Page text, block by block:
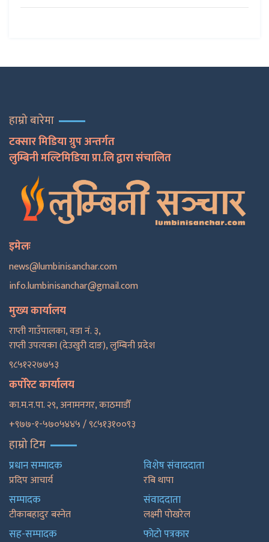
हाम्रो बारेमा
टक्सार मिडिया ग्रुप अन्तर्गत
लुम्बिनी मल्टिमिडिया प्रा.लि द्वारा संचालित
इमेलः
news@lumbinisanchar.com
info.lumbinisanchar@gmail.com
मुख्य कार्यालय
राप्ती गाउँपालका, वडा नं. ३,
राप्ती उपत्यका (देउखुरी दाङ), लुम्बिनी प्रदेश
९८५१२२७७५३
कर्पोरेट कार्यालय
का.म.न.पा. २९, अनामनगर, काठमाडाैँ
+९७७-१-५७०५४४५ / ९८५१३१००९३
हाम्रो टिम
प्रधान सम्पादक
प्रदिप आचार्य
सम्पादक
टीकाबहादुर बस्नेत
सह-सम्पादक
विशेष संवाददाता
रबि थापा
संवाददाता
लक्ष्मी पोखरेल
फाेटाे पत्रकार